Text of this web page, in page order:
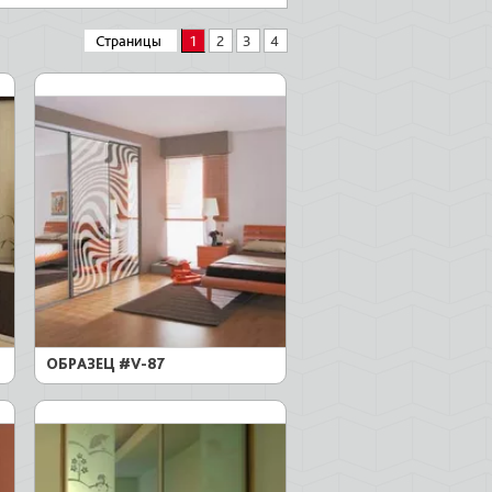
Страницы 1 2 3 4
ОБРАЗЕЦ #V-87